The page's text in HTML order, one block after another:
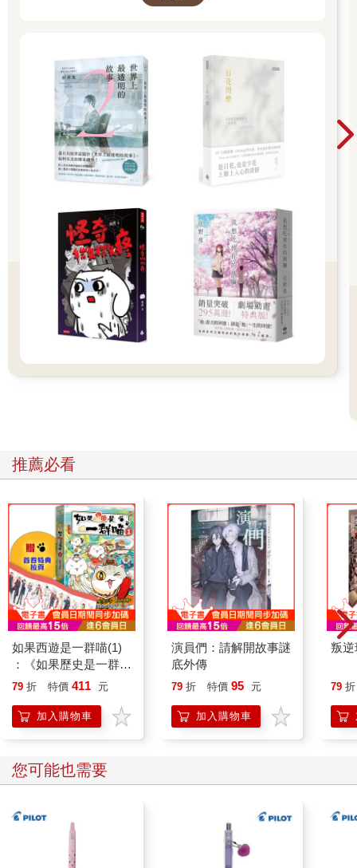
推薦必看
如果西遊是一群喵(1)
：《如果歷史是一群
喵》作者最新力作，附
79 折 特價 411 元
加入購物車
演員們：請解開故事謎
底外傳
79 折 特價 95 元
加入購物車
叛逆
79 折
您可能也需要